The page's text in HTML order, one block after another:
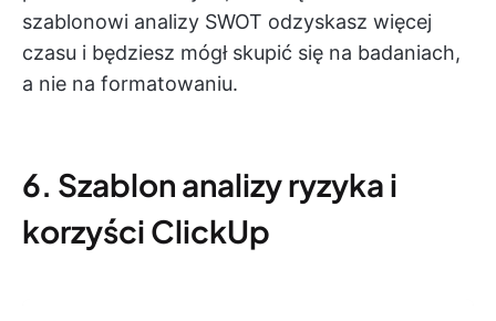
szablonowi analizy SWOT odzyskasz więcej
czasu i będziesz mógł skupić się na badaniach,
a nie na formatowaniu.
6. Szablon analizy ryzyka i
korzyści ClickUp